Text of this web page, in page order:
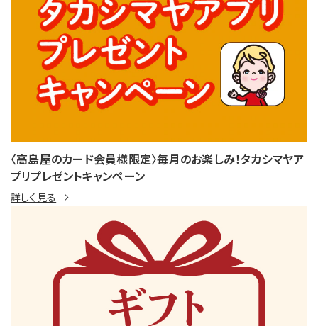
〈高島屋のカード会員様限定〉毎月のお楽しみ！タカシマヤア
プリプレゼントキャンペーン
詳しく見る